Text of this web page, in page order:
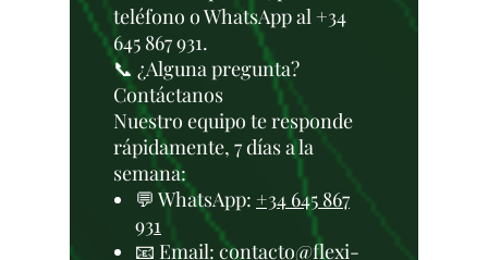
teléfono o WhatsApp al +34
645 867 931.
📞 ¿Alguna pregunta?
Contáctanos
Nuestro equipo te responde
rápidamente, 7 días a la
semana:
💬 WhatsApp: +34 645 867
931
📧 Email: contacto@flexi-